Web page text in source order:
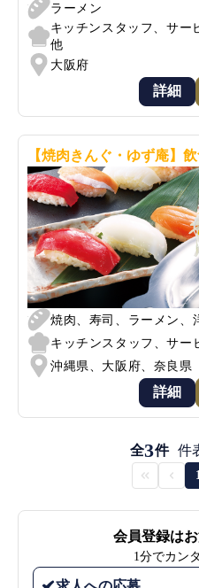
ラーメン
キッチンスタッフ、サー
他
大阪府
詳細
【焼肉きんぐ・ゆず庵】
焼肉、寿司、ラーメン、
キッチンスタッフ、サー
沖縄県、大阪府、奈良県
詳細
全3件 件
会員登録は
1分でカン